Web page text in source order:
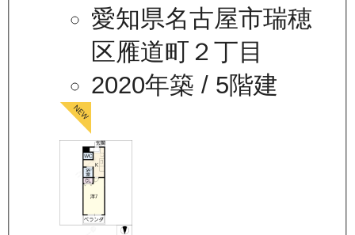
愛知県名古屋市瑞穂
区雁道町２丁目
2020年築 / 5階建